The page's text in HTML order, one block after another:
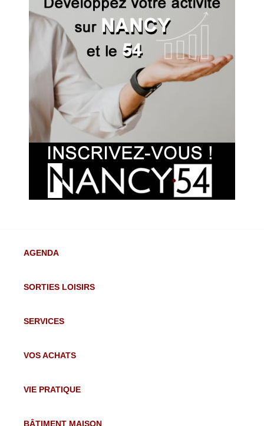
AGENDA
SORTIES LOISIRS
SERVICES
VOS ACHATS
VIE PRATIQUE
BÂTIMENT MAISON